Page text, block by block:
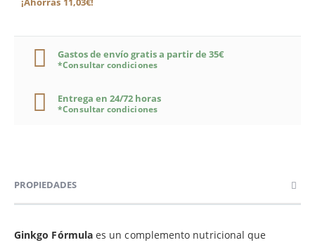
Gastos de envío gratis a partir de 35€
*Consultar condiciones
Entrega en 24/72 horas
*Consultar condiciones
PROPIEDADES
Ginkgo Fórmulaes un complemento nutricional que